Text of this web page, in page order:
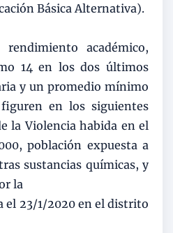
Básica Alternativa).
rendimiento académico,
14 en los dos últimos
y un promedio mínimo
en los siguientes
la Violencia habida en el
población expuesta a
sustancias químicas, y
la
el 23/1/2020 en el distrito